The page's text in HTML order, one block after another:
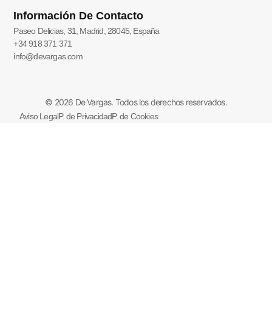
Información De Contacto
Paseo Delicias, 31, Madrid, 28045, España
+34 918 371 371
info@devargas.com
© 2026 De Vargas. Todos los derechos reservados.
Aviso LegalP. de PrivacidadP. de Cookies